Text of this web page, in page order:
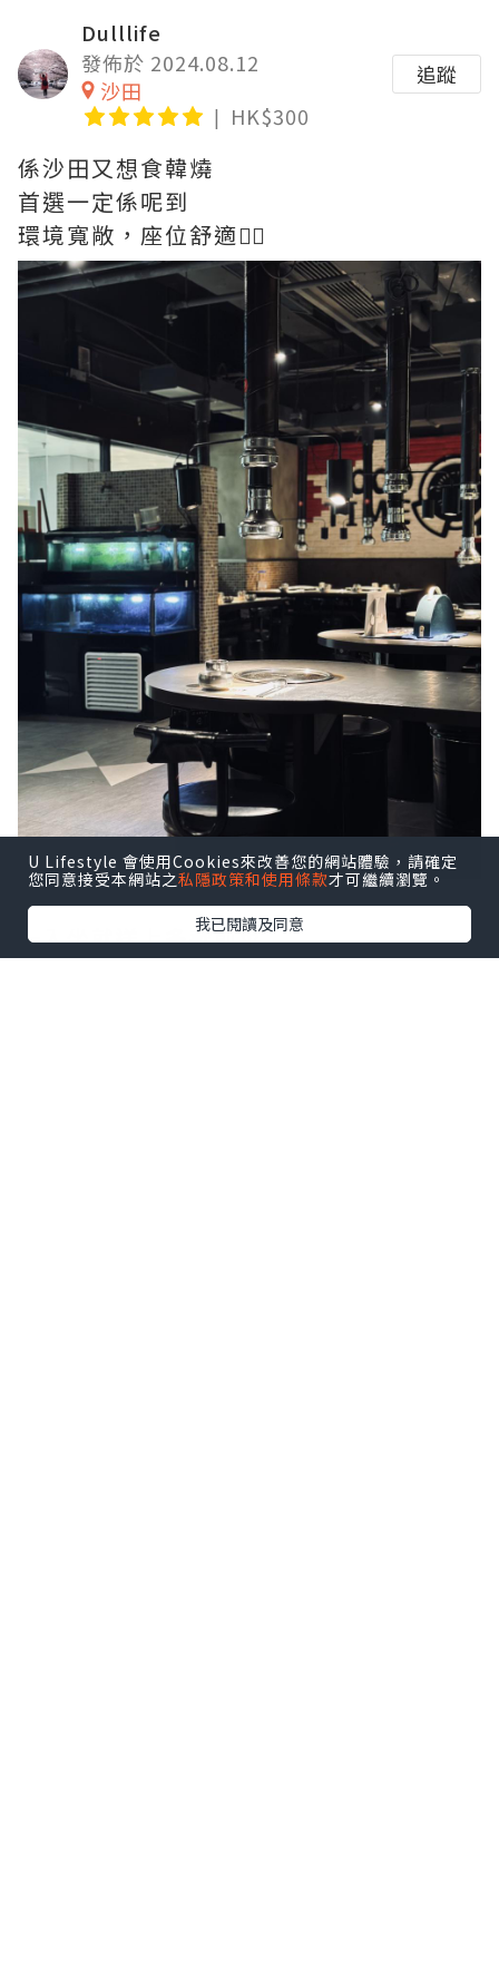
U Lifestyle 會使用Cookies來改善您的網站體驗，請確定
您同意接受本網站之私隱政策和使用條款才可繼續瀏覽。
我已閱讀及同意
Dulllife
發佈於 2024.08.12
沙田
HK$300
追蹤
係沙田又想食韓燒
首選一定係呢到
環境寬敞，座位舒適👍🏻
一入坐就送上多款前菜